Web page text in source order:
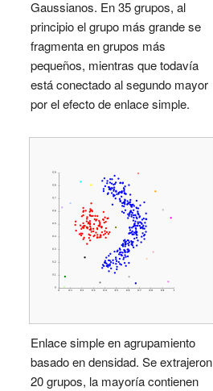
Gaussianos. En 35 grupos, al
principio el grupo más grande se
fragmenta en grupos más
pequeños, mientras que todavía
está conectado al segundo mayor
por el efecto de enlace simple.
Enlace simple en agrupamiento
basado en densidad. Se extrajeron
20 grupos, la mayoría contienen